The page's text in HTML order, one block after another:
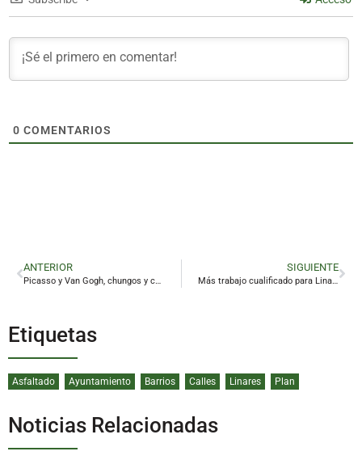
0 COMENTARIOS
ANTERIOR
Picasso y Van Gogh, chungos y contaminantes
SIGUIENTE
Más trabajo cualificado para Linares con la implantación de LIS
Etiquetas
Asfaltado Ayuntamiento Barrios Calles Linares Plan
Noticias Relacionadas